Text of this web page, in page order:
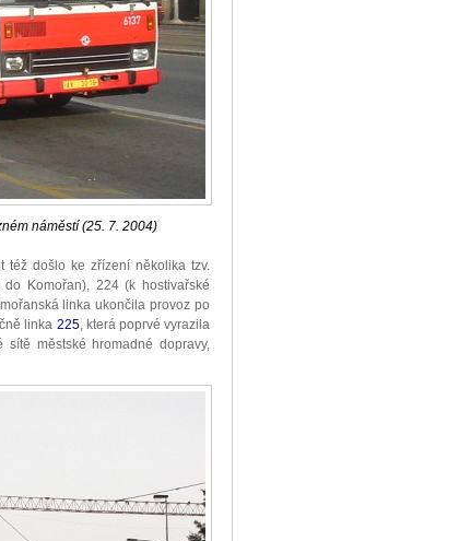
náměstí (25. 7. 2004)
též došlo ke zřízení několika tzv.
Komořan), 224 (k hostivařské
linka ukončila provoz po
linka 225, která poprvé vyrazila
městské hromadné dopravy,